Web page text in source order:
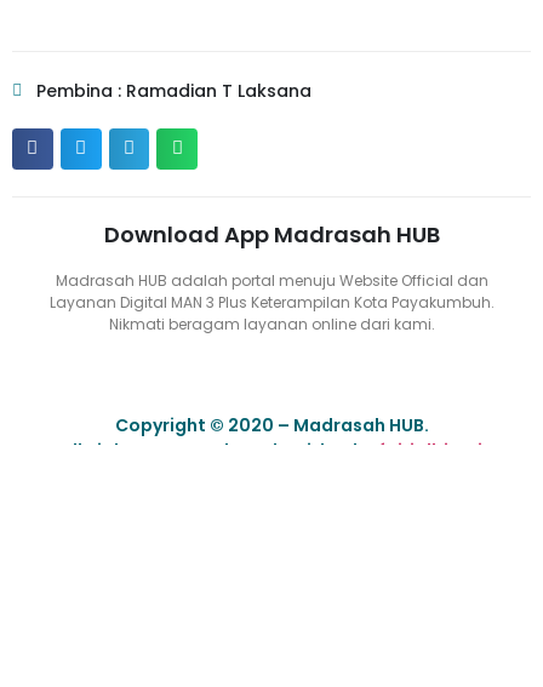
Pembina : Ramadian T Laksana
Download App Madrasah HUB
Madrasah HUB adalah portal menuju Website Official dan
Layanan Digital MAN 3 Plus Keterampilan Kota Payakumbuh.
Nikmati beragam layanan online dari kami.
Copyright © 2020 – Madrasah HUB.
All Rights Reserved. Made with ❤ by fajrialbiruni